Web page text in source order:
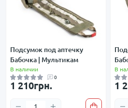
Подсумок под аптечку
Бабочка | Мультикам
В наличии
0
1 210грн.
В
1